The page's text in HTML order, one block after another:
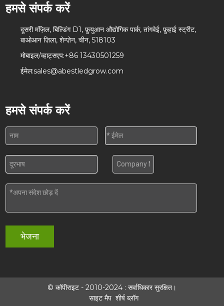
हमसे संपर्क करें
दूसरी मंज़िल, बिल्डिंग D1, फ़ुयुआन औद्योगिक पार्क, तांगवेई, फ़ुहाई स्ट्रीट,
बाओआन ज़िला, शेन्ज़ेन, चीन, 518103
मोबाइल/व्हाट्सएप:+86 13430501259
ईमेल:sales@abestledgrow.com
हमसे संपर्क करें
भेजना
© कॉपीराइट - 2010-2024 : सर्वाधिकार सुरक्षित।
साइट मैप शीर्ष ब्लॉग